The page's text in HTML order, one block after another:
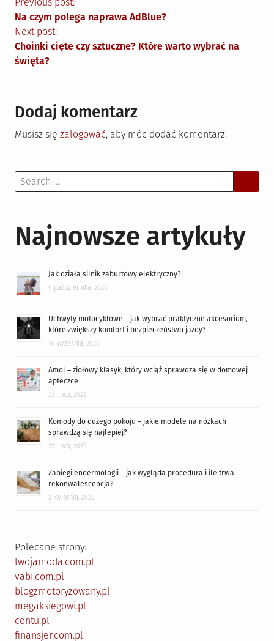
Nawigacja
wpisu
Na czym polega naprawa AdBlue?
Next post:
Choinki cięte czy sztuczne? Które warto wybrać na
święta?
Dodaj komentarz
Musisz się zalogować, aby móc dodać komentarz.
Search
for:
Najnowsze artykuły
Jak działa silnik zaburtowy elektryczny?
9 października, 2025
Uchwyty motocyklowe – jak wybrać praktyczne akcesorium,
które zwiększy komfort i bezpieczeństwo jazdy?
16 września, 2025
Amol – ziołowy klasyk, który wciąż sprawdza się w domowej
apteczce
23 lipca, 2025
Komody do dużego pokoju – jakie modele na nóżkach
sprawdzą się najlepiej?
22 lipca, 2025
Zabiegi endermologii – jak wygląda procedura i ile trwa
rekonwalescencja?
2 kwietnia, 2025
Polecane strony:
twojamoda.com.pl
vabi.com.pl
blogzmotoryzowany.pl
megaksiegowi.pl
centu.pl
finansjer.com.pl